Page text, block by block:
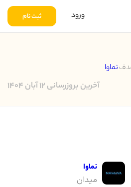
ورود ثبت نام
نماوا
آخرین بروزرسانی ۱۲ آبان ۱۴۰۴
نماوا
میدان